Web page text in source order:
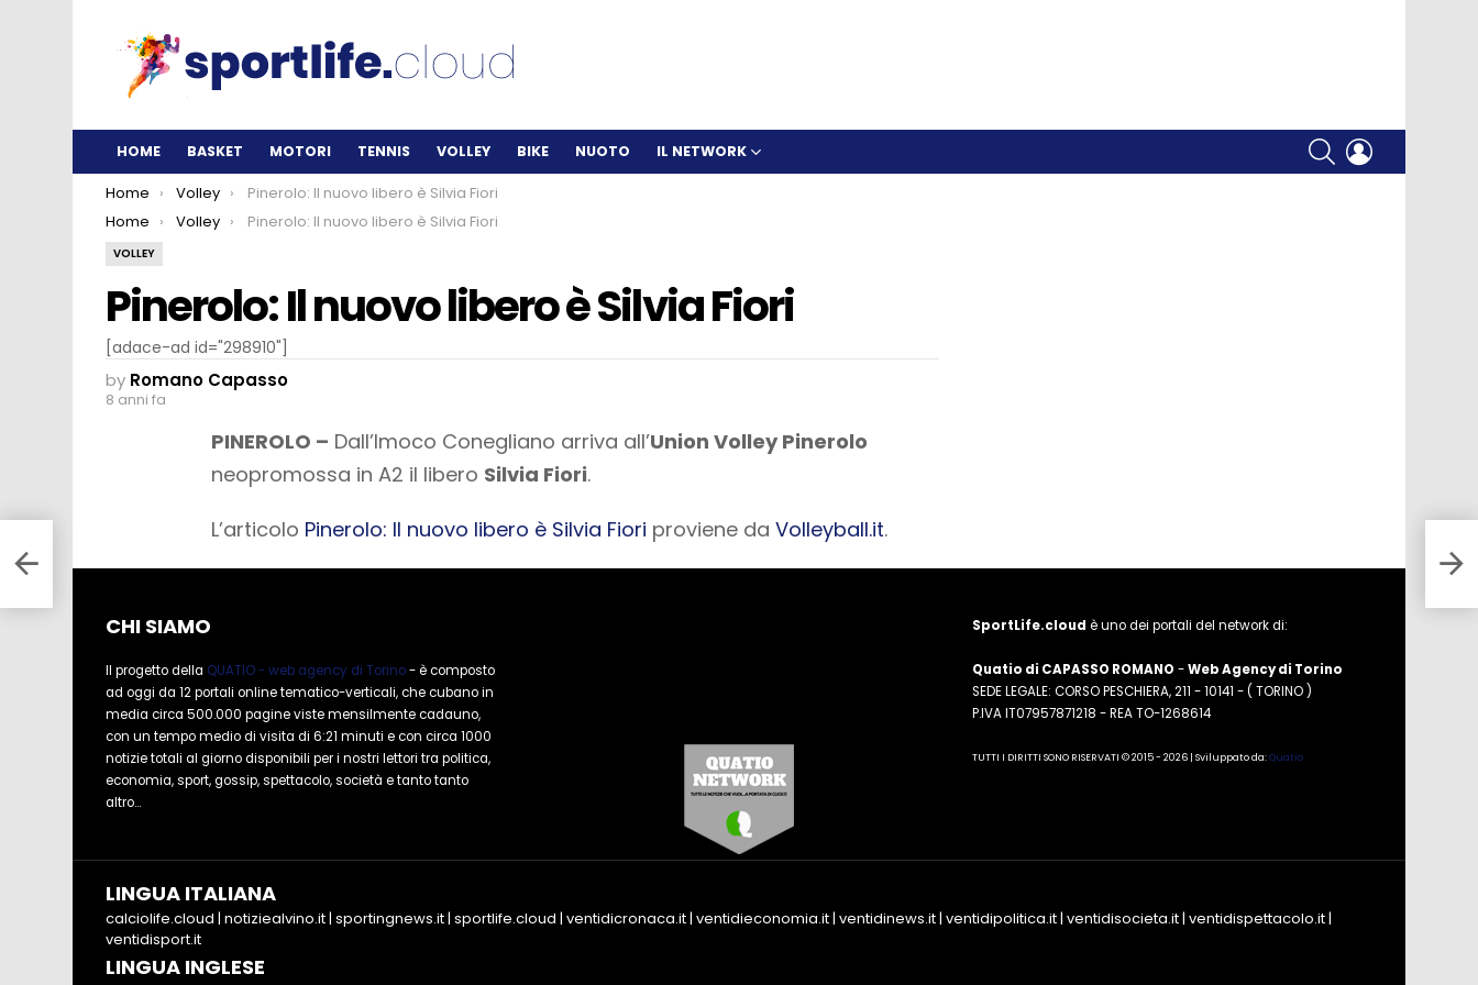
HOME BASKET MOTORI TENNIS VOLLEY BIKE NUOTO IL NETWORK
SEARCH
You are here:
Home Volley
Pinerolo: Il nuovo libero è Silvia Fiori
You are here:
Home Volley Pinerolo: Il nuovo libero è Silvia Fiori
VOLLEY
Pinerolo: Il nuovo libero è Silvia Fiori
[adace-ad id="298910"]
by Romano Capasso
8 anni fa
PINEROLO – Dall’Imoco Conegliano arriva all’Union Volley Pinerolo
neopromossa in A2 il libero Silvia Fiori.
L’articolo Pinerolo: Il nuovo libero è Silvia Fiori proviene da Volleyball.it.
CHI SIAMO
Il progetto della QUATIO - web agency di Torino- è composto
ad oggi da 12 portali online tematico-verticali, che cubano in
media circa 500.000 pagine viste mensilmente cadauno,
con un tempo medio di visita di 6:21 minuti e con circa 1000
notizie totali al giorno disponibili per i nostri lettori tra politica,
economia, sport, gossip, spettacolo, società e tanto tanto
altro...
SportLife.cloud è uno dei portali del network di:
Quatio di CAPASSO ROMANO -Web Agency di Torino
SEDE LEGALE: CORSO PESCHIERA, 211 - 10141 - ( TORINO )
P.IVA IT07957871218 - REA TO-1268614
TUTTI I DIRITTI SONO RISERVATI © 2015 - 2026 | Sviluppato da:Quatio
LINGUA ITALIANA
calciolife.cloud | notiziealvino.it| sportingnews.it| sportlife.cloud | ventidicronaca.it| ventidieconomia.it| ventidinews.it| ventidipolitica.it| ventidisocieta.it| ventidispettacolo.it|
ventidisport.it
LINGUA INGLESE